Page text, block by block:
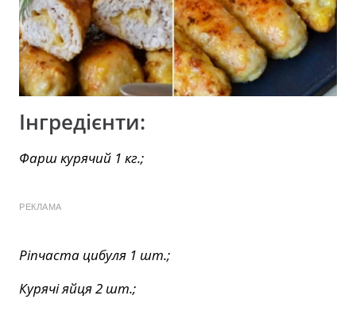
Інгредієнти:
Фарш курячий 1 кг.;
РЕКЛАМА
Ріпчаста цибуля 1 шт.;
Курячі яйця 2 шт.;